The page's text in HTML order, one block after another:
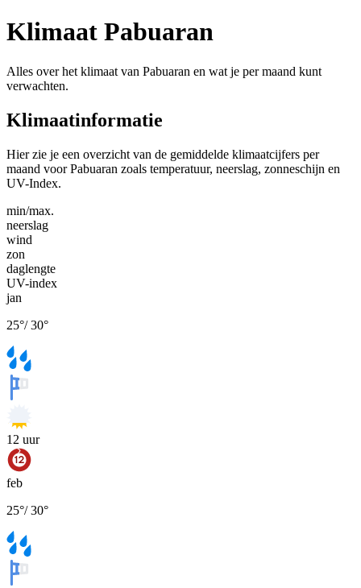
Klimaat Pabuaran
Alles over het klimaat van Pabuaran en wat je per maand kunt
verwachten.
Klimaatinformatie
Hier zie je een overzicht van de gemiddelde klimaatcijfers per
maand voor Pabuaran zoals temperatuur, neerslag, zonneschijn en
UV-Index.
min/max.
neerslag
wind
zon
daglengte
UV-index
jan
25°/30°
12 uur
feb
25°/30°